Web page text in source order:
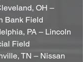
OH –
Bank Field
PA – Lincoln
Field
TN – Nissan